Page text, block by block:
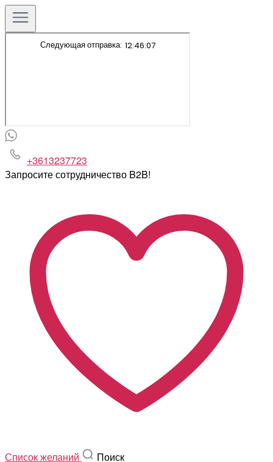
+3613237723
Запросите сотрудничество B2B!
Список желаний
Поиск